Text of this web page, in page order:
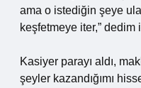
ama o istediğin şeye
keşfetmeye iter,” dedim
Kasiyer parayı aldı,
şeyler kazandığımı